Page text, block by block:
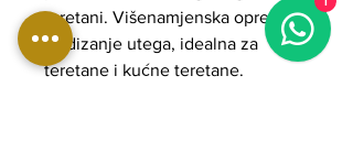
teretani. Višenamjenska oprema
za dizanje utega, idealna za
teretane i kućne teretane.